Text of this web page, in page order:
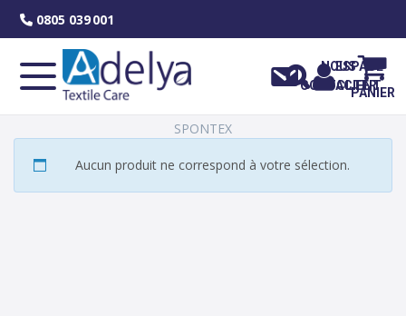
0805 039 001
NOUS
CONTACTER
ESPACE
CLIENT
PANIER
SPONTEX
Aucun produit ne correspond à votre sélection.